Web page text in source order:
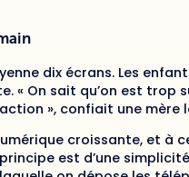
dix écrans. Les
« On sait qu’on est
», confiait une mère
croissante, et à
est d’une